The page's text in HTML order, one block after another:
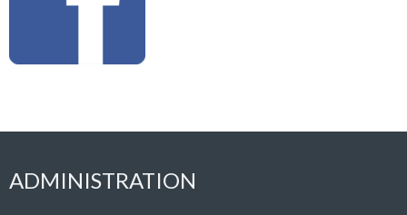
ADMINISTRATION